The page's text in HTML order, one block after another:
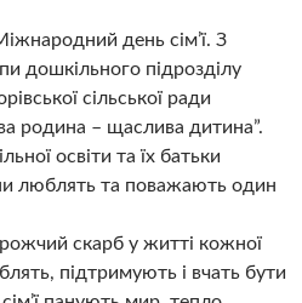
день сім’ї. З
дошкільного підрозділу
сільської ради
родина – щаслива дитина”.
освіти та їх батьки
люблять та поважають один
скарб у житті кожної
підтримують і вчать бути